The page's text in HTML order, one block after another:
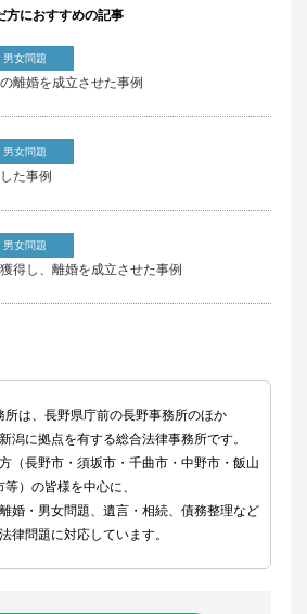
方におすすめの記事
男女問題
離婚を成立させた事例
男女問題
た事例
男女問題
得し、離婚を成立させた事例
所は、長野県庁前の長野事務所のほか
潟に拠点を有する総合法律事務所です。
（長野市・須坂市・千曲市・中野市・飯山
等）の皆様を中心に、
婚・男女問題、遺言・相続、債務整理など
律問題に対応しています。